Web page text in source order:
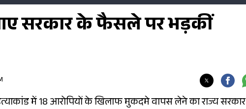
सरकार के फैसले पर भड़कीं
में 18 आरोपियों के खिलाफ मुकदमे वापस लेने का राज्य सरकार